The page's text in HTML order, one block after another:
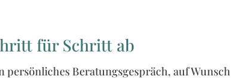
für Schritt ab
Beratungsgespräch, auf Wunsch